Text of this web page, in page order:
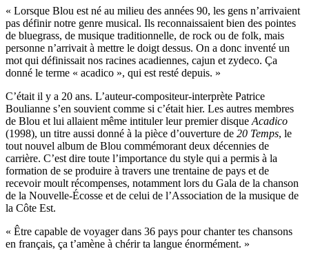
« Lorsque Blou est né au milieu des années 90, les gens n’arrivaient
pas définir notre genre musical. Ils reconnaissaient bien des pointes
de bluegrass, de musique traditionnelle, de rock ou de folk, mais
personne n’arrivait à mettre le doigt dessus. On a donc inventé un
mot qui définissait nos racines acadiennes, cajun et zydeco. Ça
donné le terme « acadico », qui est resté depuis. »
C’était il y a 20 ans. L’auteur-compositeur-interprète Patrice
Boulianne s’en souvient comme si c’était hier. Les autres membres
de Blou et lui allaient même intituler leur premier disque Acadico
(1998), un titre aussi donné à la pièce d’ouverture de 20 Temps, le
tout nouvel album de Blou commémorant deux décennies de
carrière. C’est dire toute l’importance du style qui a permis à la
formation de se produire à travers une trentaine de pays et de
recevoir moult récompenses, notamment lors du Gala de la chanson
de la Nouvelle-Écosse et de celui de l’Association de la musique de
la Côte Est.
« Être capable de voyager dans 36 pays pour chanter tes chansons
en français, ça t’amène à chérir ta langue énormément. »